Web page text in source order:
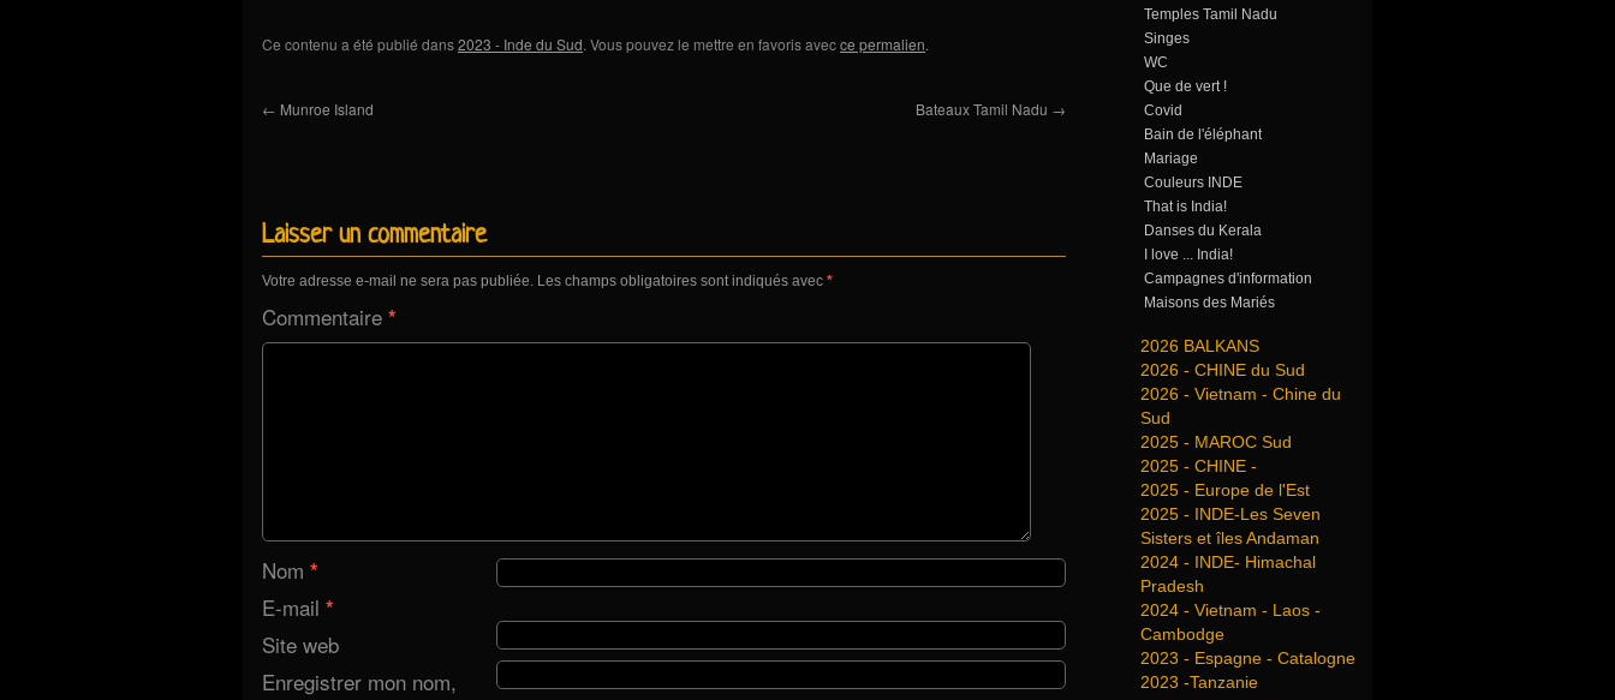
Ce contenu a été publié dans2023 - Inde du Sud. Vous pouvez le mettre en favoris avecce permalien.
← Munroe Island Bateaux Tamil Nadu →
Laisser un commentaire
Votre adresse e-mail ne sera pas publiée. Les champs obligatoires sont indiqués avec *
Commentaire *
Nom *
E-mail *
Site web
Enregistrer mon nom,
Temples Tamil Nadu
Singes
WC
Que de vert !
Covid
Bain de l'éléphant
Mariage
Couleurs INDE
That is India!
Danses du Kerala
I love ... India!
Campagnes d'information
Maisons des Mariés
2026 BALKANS
2026 - CHINE du Sud
2026 - Vietnam - Chine du
Sud
2025 - MAROC Sud
2025 - CHINE -
2025 - Europe de l'Est
2025 - INDE-Les Seven
Sisters et îles Andaman
2024 - INDE- Himachal
Pradesh
2024 - Vietnam - Laos -
Cambodge
2023 - Espagne - Catalogne
2023 -Tanzanie